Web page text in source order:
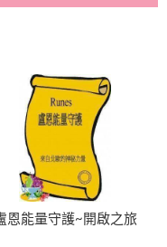
恩能量守護~開啟之旅